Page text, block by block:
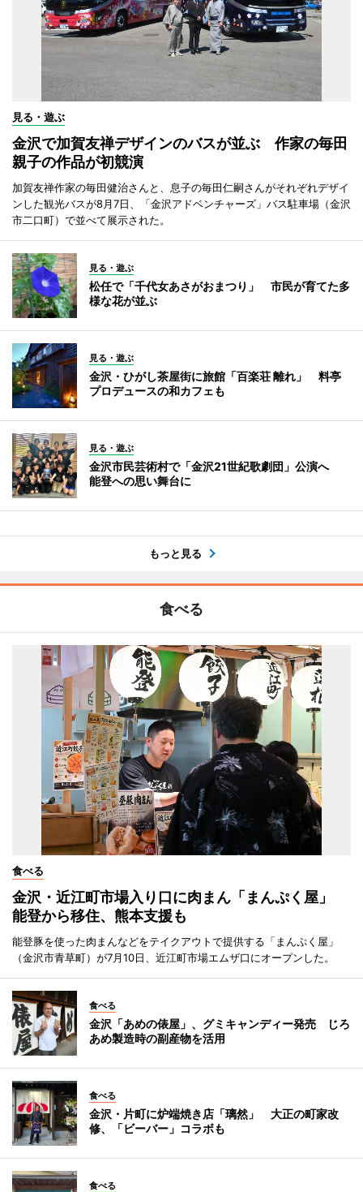
見る・遊ぶ
金沢で加賀友禅デザインのバスが並ぶ 作家の毎田
親子の作品が初競演
加賀友禅作家の毎田健治さんと、息子の毎田仁嗣さんがそれぞれデザイ
ンした観光バスが8月7日、「金沢アドベンチャーズ」バス駐車場（金沢
市二口町）で並べて展示された。
見る・遊ぶ
松任で「千代女あさがおまつり」 市民が育てた多
様な花が並ぶ
見る・遊ぶ
金沢・ひがし茶屋街に旅館「百楽荘 離れ」 料亭
プロデュースの和カフェも
見る・遊ぶ
金沢市民芸術村で「金沢21世紀歌劇団」公演へ
能登への思い舞台に
もっと見る
食べる
食べる
金沢・近江町市場入り口に肉まん「まんぷく屋」
能登から移住、熊本支援も
能登豚を使った肉まんなどをテイクアウトで提供する「まんぷく屋」
（金沢市青草町）が7月10日、近江町市場エムザ口にオープンした。
食べる
金沢「あめの俵屋」、グミキャンディー発売 じろ
あめ製造時の副産物を活用
食べる
金沢・片町に炉端焼き店「璃然」 大正の町家改
修、「ビーバー」コラボも
食べる